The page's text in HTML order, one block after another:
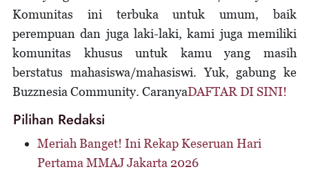
Komunitas ini terbuka untuk umum, baik
perempuan dan juga laki-laki, kami juga memiliki
komunitas khusus untuk kamu yang masih
berstatus mahasiswa/mahasiswi. Yuk, gabung ke
Buzznesia Community. CaranyaDAFTAR DI SINI!
Pilihan Redaksi
Meriah Banget! Ini Rekap Keseruan Hari
Pertama MMAJ Jakarta 2026